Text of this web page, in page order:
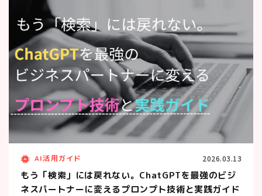
AI活用ガイド 2026.03.13
もう「検索」には戻れない。ChatGPTを最強のビジ
ネスパートナーに変えるプロンプト技術と実践ガイド